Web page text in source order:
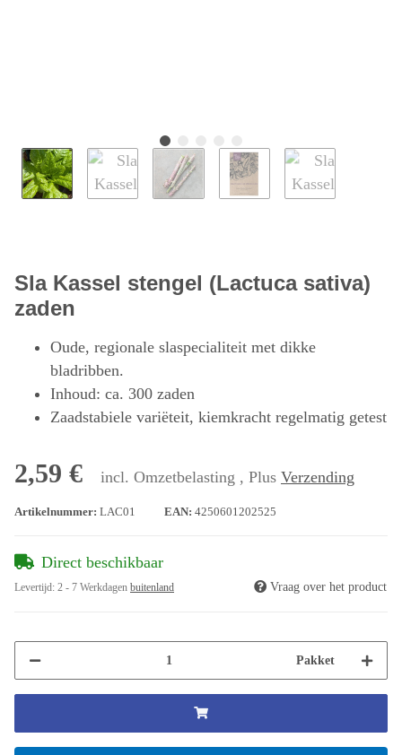
Sla Kassel stengel (Lactuca sativa)
zaden
Oude, regionale slaspecialiteit met dikke
bladribben.
Inhoud: ca. 300 zaden
Zaadstabiele variëteit, kiemkracht regelmatig getest
2,59 € incl. Omzetbelasting , Plus Verzending
Artikelnummer: LAC01 EAN: 4250601202525
Direct beschikbaar
Levertijd: 2 - 7 Werkdagen buitenland Vraag over het product
Pakket